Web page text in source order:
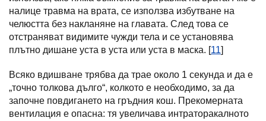
налице травма на врата, се използва избутване на
челюстта без накланяне на главата. След това се
отстраняват видимите чужди тела и се установява
плътно дишане уста в уста или уста в маска. [11]
Всяко вдишване трябва да трае около 1 секунда и да е
„точно толкова дълго“, колкото е необходимо, за да
започне повдигането на гръдния кош. Прекомерната
вентилация е опасна: тя увеличава интраторакалното